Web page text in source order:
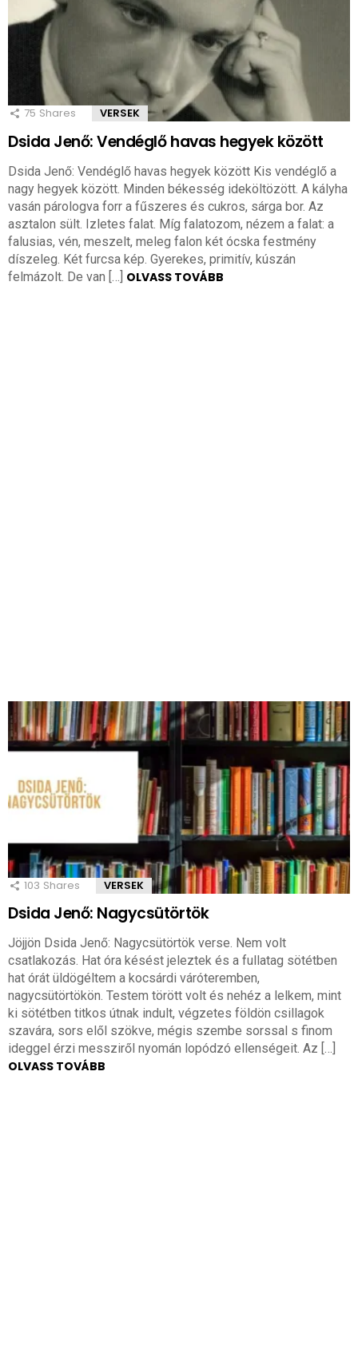
75 Shares VERSEK
Dsida Jenő: Vendéglő havas hegyek között
Dsida Jenő: Vendéglő havas hegyek között Kis vendéglő a
nagy hegyek között. Minden békesség ideköltözött. A kályha
vasán párologva forr a fűszeres és cukros, sárga bor. Az
asztalon sült. Izletes falat. Míg falatozom, nézem a falat: a
falusias, vén, meszelt, meleg falon két ócska festmény
díszeleg. Két furcsa kép. Gyerekes, primitív, kúszán
felmázolt. De van […] OLVASS TOVÁBB
103 Shares VERSEK
Dsida Jenő: Nagycsütörtök
Jöjjön Dsida Jenő: Nagycsütörtök verse. Nem volt
csatlakozás. Hat óra késést jeleztek és a fullatag sötétben
hat órát üldögéltem a kocsárdi váróteremben,
nagycsütörtökön. Testem törött volt és nehéz a lelkem, mint
ki sötétben titkos útnak indult, végzetes földön csillagok
szavára, sors elől szökve, mégis szembe sorssal s finom
ideggel érzi messziről nyomán lopódzó ellenségeit. Az […]
OLVASS TOVÁBB